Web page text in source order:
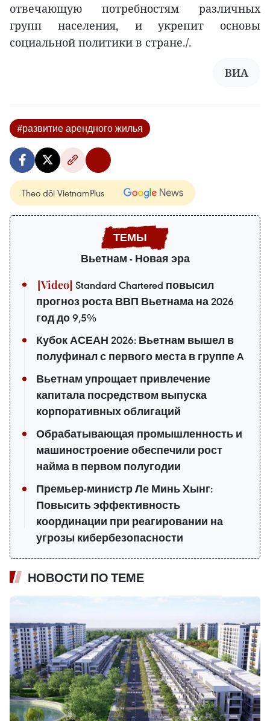
отвечающую потребностям различных
групп населения, и укрепит основы
социальной политики в стране./.
ВИА
#развитие арендного жилья
Theo dõi VietnamPlus
Вьетнам - Новая эра
Standard Chartered повысил
прогноз роста ВВП Вьетнама на 2026
год до 9,5%
Кубок АСЕАН 2026: Вьетнам вышел в
полуфинал с первого места в группе A
Вьетнам упрощает привлечение
капитала посредством выпуска
корпоративных облигаций
Обрабатывающая промышленность и
машиностроение обеспечили рост
найма в первом полугодии
Премьер-министр Ле Минь Хынг:
Повысить эффективность
координации при реагировании на
угрозы кибербезопасности
НОВОСТИ ПО ТЕМЕ